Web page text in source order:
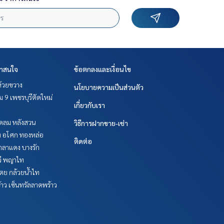
สนใจ
ยขวาง
9 เพชรบุรีตัดใหม่
ลม หลังสวน
อโศก ทองหล่อ
าแดง บางรัก
พญาไท
ย กล้วยน้ำไท
ว เซ็นทรัลลาดพร้าว
ข้อตกลงและเงื่อนไข
นโยบายความเป็นส่วนตัว
เกี่ยวกับเรา
วิธีการฝากขาย-เช่า
ติดต่อ